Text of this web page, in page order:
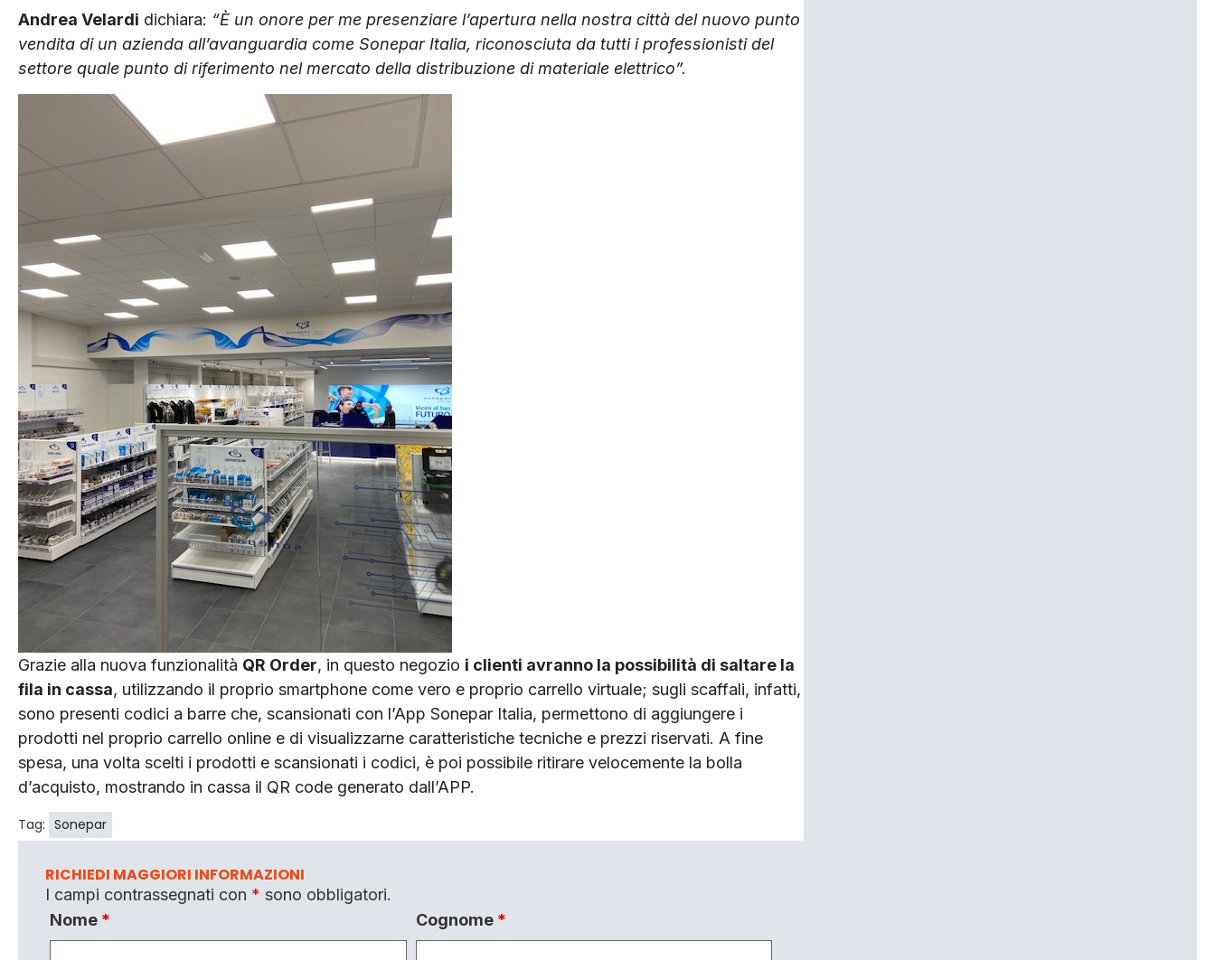
Andrea Velardi dichiara: “È un onore per me presenziare l’apertura nella nostra città del nuovo punto
vendita di un azienda all’avanguardia come Sonepar Italia, riconosciuta da tutti i professionisti del
settore quale punto di riferimento nel mercato della distribuzione di materiale elettrico”.
Grazie alla nuova funzionalità QR Order, in questo negozio i clienti avranno la possibilità di saltare la
fila in cassa, utilizzando il proprio smartphone come vero e proprio carrello virtuale; sugli scaffali, infatti,
sono presenti codici a barre che, scansionati con l’App Sonepar Italia, permettono di aggiungere i
prodotti nel proprio carrello online e di visualizzarne caratteristiche tecniche e prezzi riservati. A fine
spesa, una volta scelti i prodotti e scansionati i codici, è poi possibile ritirare velocemente la bolla
d’acquisto, mostrando in cassa il QR code generato dall’APP.
Tag: Sonepar
RICHIEDI MAGGIORI INFORMAZIONI
I campi contrassegnati con * sono obbligatori.
Nome * Cognome *